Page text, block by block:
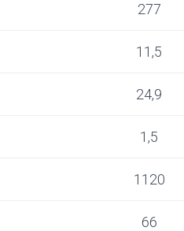
277
11,5
24,9
1,5
1120
66